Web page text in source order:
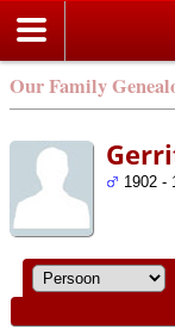
Our Family
1902 -